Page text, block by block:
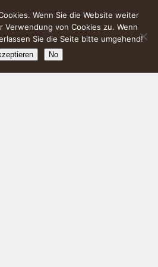
Wenn Sie die Website weiter
Verwendung von Cookies zu. Wenn
Sie die Seite bitte umgehend!
No